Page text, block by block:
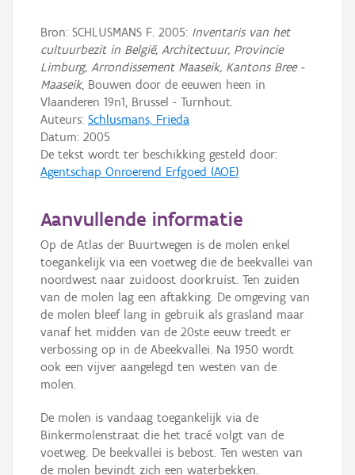
Bron: SCHLUSMANS F. 2005: Inventaris van het
cultuurbezit in België, Architectuur, Provincie
Limburg, Arrondissement Maaseik, Kantons Bree -
Maaseik, Bouwen door de eeuwen heen in
Vlaanderen 19n1, Brussel - Turnhout.
Auteurs: Schlusmans, Frieda
Datum: 2005
De tekst wordt ter beschikking gesteld door:
Agentschap Onroerend Erfgoed (AOE)
Aanvullende informatie
Op de Atlas der Buurtwegen is de molen enkel
toegankelijk via een voetweg die de beekvallei van
noordwest naar zuidoost doorkruist. Ten zuiden
van de molen lag een aftakking. De omgeving van
de molen bleef lang in gebruik als grasland maar
vanaf het midden van de 20ste eeuw treedt er
verbossing op in de Abeekvallei. Na 1950 wordt
ook een vijver aangelegd ten westen van de
molen.
De molen is vandaag toegankelijk via de
Binkermolenstraat die het tracé volgt van de
voetweg. De beekvallei is bebost. Ten westen van
de molen bevindt zich een waterbekken.